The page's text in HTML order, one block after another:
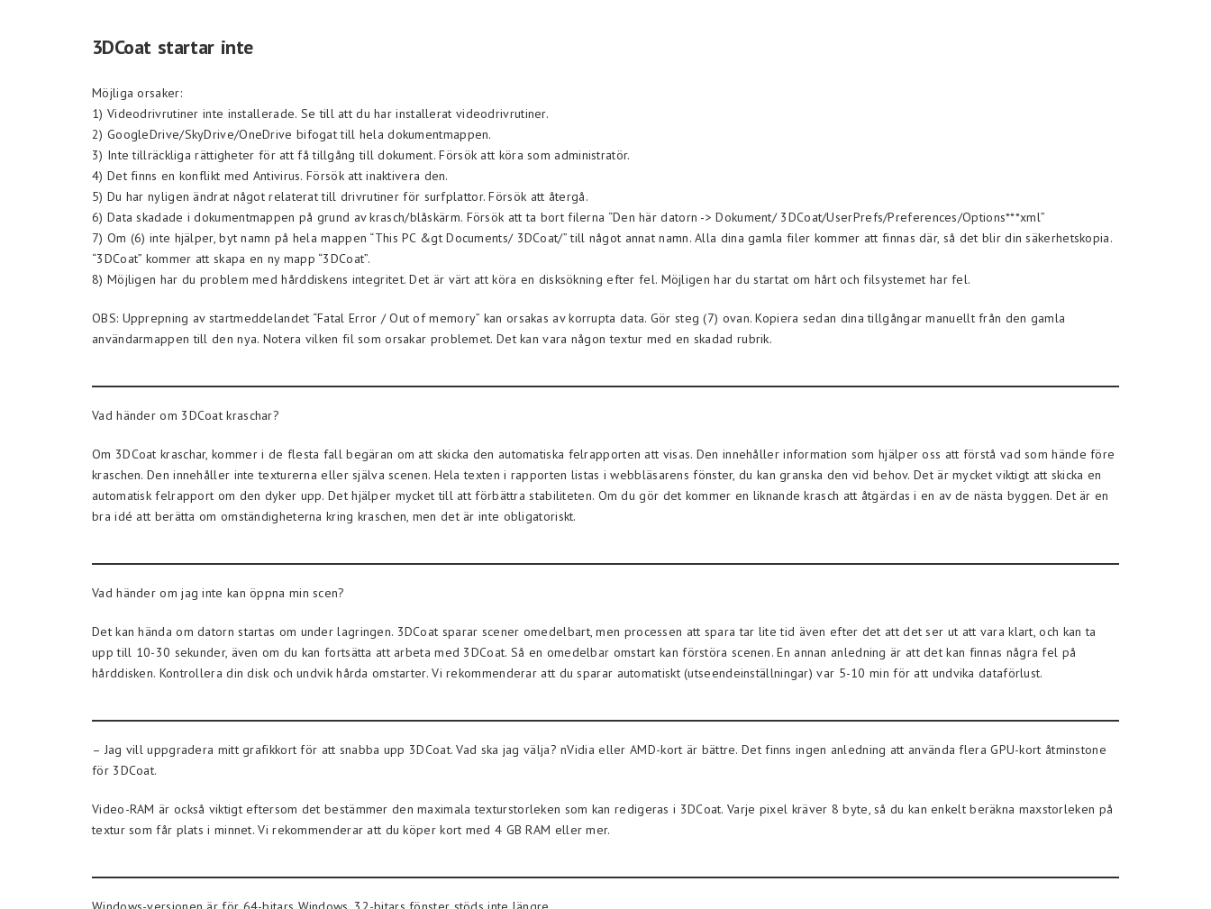
3DCoat startar inte
Möjliga orsaker:
1) Videodrivrutiner inte installerade. Se till att du har installerat videodrivrutiner.
2) GoogleDrive/SkyDrive/OneDrive bifogat till hela dokumentmappen.
3) Inte tillräckliga rättigheter för att få tillgång till dokument. Försök att köra som administratör.
4) Det finns en konflikt med Antivirus. Försök att inaktivera den.
5) Du har nyligen ändrat något relaterat till drivrutiner för surfplattor. Försök att återgå.
6) Data skadade i dokumentmappen på grund av krasch/blåskärm. Försök att ta bort filerna “Den här datorn -> Dokument/ 3DCoat/UserPrefs/Preferences/Options***xml”
7) Om (6) inte hjälper, byt namn på hela mappen “This PC &gt Documents/ 3DCoat/” till något annat namn. Alla dina gamla filer kommer att finnas där, så det blir din säkerhetskopia.
“3DCoat” kommer att skapa en ny mapp “3DCoat”.
8) Möjligen har du problem med hårddiskens integritet. Det är värt att köra en disksökning efter fel. Möjligen har du startat om hårt och filsystemet har fel.
OBS: Upprepning av startmeddelandet “Fatal Error / Out of memory” kan orsakas av korrupta data. Gör steg (7) ovan. Kopiera sedan dina tillgångar manuellt från den gamla
användarmappen till den nya. Notera vilken fil som orsakar problemet. Det kan vara någon textur med en skadad rubrik.
Vad händer om 3DCoat kraschar?
Om 3DCoat kraschar, kommer i de flesta fall begäran om att skicka den automatiska felrapporten att visas. Den innehåller information som hjälper oss att förstå vad som hände före
kraschen. Den innehåller inte texturerna eller själva scenen. Hela texten i rapporten listas i webbläsarens fönster, du kan granska den vid behov. Det är mycket viktigt att skicka en
automatisk felrapport om den dyker upp. Det hjälper mycket till att förbättra stabiliteten. Om du gör det kommer en liknande krasch att åtgärdas i en av de nästa byggen. Det är en
bra idé att berätta om omständigheterna kring kraschen, men det är inte obligatoriskt.
Vad händer om jag inte kan öppna min scen?
Det kan hända om datorn startas om under lagringen. 3DCoat sparar scener omedelbart, men processen att spara tar lite tid även efter det att det ser ut att vara klart, och kan ta
upp till 10-30 sekunder, även om du kan fortsätta att arbeta med 3DCoat. Så en omedelbar omstart kan förstöra scenen. En annan anledning är att det kan finnas några fel på
hårddisken. Kontrollera din disk och undvik hårda omstarter. Vi rekommenderar att du sparar automatiskt (utseendeinställningar) var 5-10 min för att undvika dataförlust.
– Jag vill uppgradera mitt grafikkort för att snabba upp 3DCoat. Vad ska jag välja? nVidia eller AMD-kort är bättre. Det finns ingen anledning att använda flera GPU-kort åtminstone
för 3DCoat.
Video-RAM är också viktigt eftersom det bestämmer den maximala texturstorleken som kan redigeras i 3DCoat. Varje pixel kräver 8 byte, så du kan enkelt beräkna maxstorleken på
textur som får plats i minnet. Vi rekommenderar att du köper kort med 4 GB RAM eller mer.